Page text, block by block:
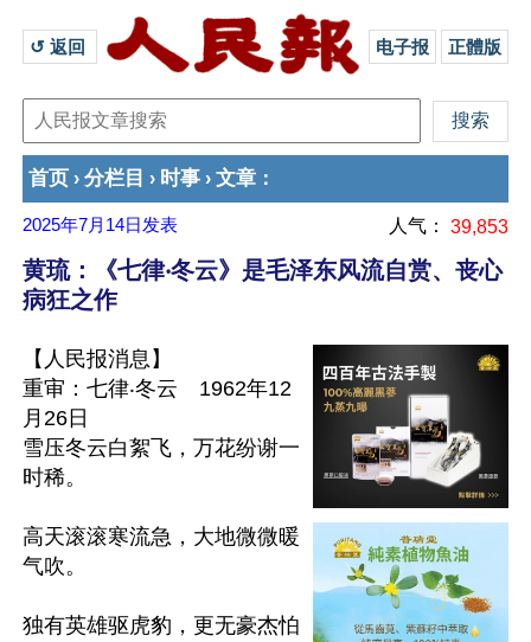
↺ 返回 电子报 正體版
首页 › 分栏目 › 时事 › 文章 ：
2025年7月14日 发表 人气： 39,853
黄琉：《七律‧冬云》是毛泽东风流自赏、丧心
病狂之作
【人民报消息】
重审：七律‧冬云　1962年12
月26日
雪压冬云白絮飞，万花纷谢一
时稀。
高天滚滚寒流急，大地微微暖
气吹。
独有英雄驱虎豹，更无豪杰怕